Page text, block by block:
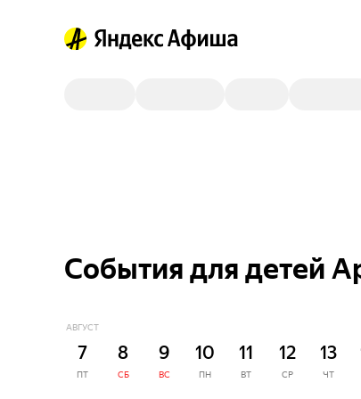
События для детей
АВГУСТ
7
ПТ
8
СБ
9
ВС
10
ПН
11
ВТ
12
СР
13
ЧТ